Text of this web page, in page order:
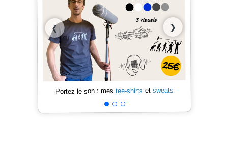
❮ ❯
Portez le son : mes tee-shirts et sweats